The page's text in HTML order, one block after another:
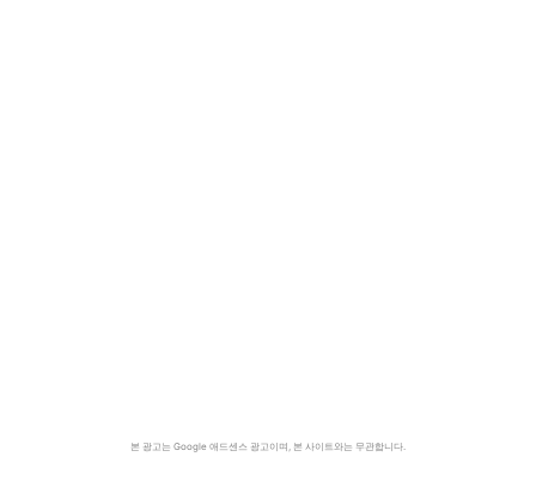
본 광고는 Google 애드센스 광고이며, 본 사이트와는 무관합니다.